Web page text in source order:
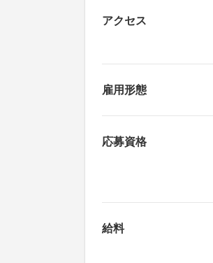
アクセス
雇用形態
応募資格
給料